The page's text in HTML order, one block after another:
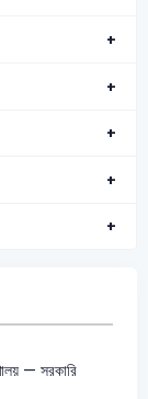
— সরকারি